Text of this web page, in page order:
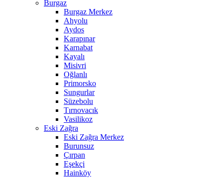
Burgaz
Burgaz Merkez
Ahyolu
Aydos
Karapınar
Karnabat
Kayalı
Misivri
Oğlanlı
Primorsko
Sungurlar
Süzebolu
Tırnovacık
Vasilikoz
Eski Zağra
Eski Zağra Merkez
Burunsuz
Çırpan
Eşekçi
Hainköy